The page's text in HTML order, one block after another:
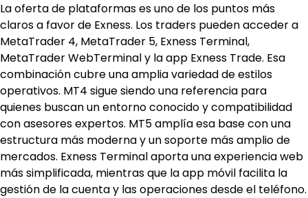
La oferta de plataformas es uno de los puntos más
claros a favor de Exness. Los traders pueden acceder a
MetaTrader 4, MetaTrader 5, Exness Terminal,
MetaTrader WebTerminal y la app Exness Trade. Esa
combinación cubre una amplia variedad de estilos
operativos. MT4 sigue siendo una referencia para
quienes buscan un entorno conocido y compatibilidad
con asesores expertos. MT5 amplía esa base con una
estructura más moderna y un soporte más amplio de
mercados. Exness Terminal aporta una experiencia web
más simplificada, mientras que la app móvil facilita la
gestión de la cuenta y las operaciones desde el teléfono.